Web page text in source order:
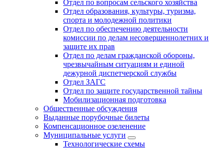
Отдел по вопросам сельского хозяйства
Отдел образования, культуры, туризма,
спорта и молодежной политики
Отдел по обеспечению деятельности
комиссии по делам несовершеннолетних и
защите их прав
Отдел по делам гражданской обороны,
чрезвычайным ситуациям и единой
дежурной диспетчерской службы
Отдел ЗАГС
Отдел по защите государственной тайны
Мобилизационная подготовка
Общественные обсуждения
Выданные порубочные билеты
Компенсационное озеленение
Муниципальные услуги
Технологические схемы